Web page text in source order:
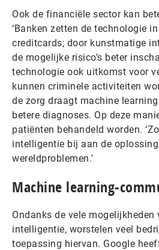
Ook de financiële sector kan
‘Banken zetten de technologie
creditcards; door kunstmatige
de mogelijke risico’s beter
technologie ook uitkomst voor
kunnen criminele activiteiten
de zorg draagt machine
betere diagnoses. Op deze
patiënten behandeld worden.
intelligentie bij aan de
wereldproblemen.’
Machine learning-
Ondanks de vele
intelligentie, worstelen veel
toepassing hiervan. Google